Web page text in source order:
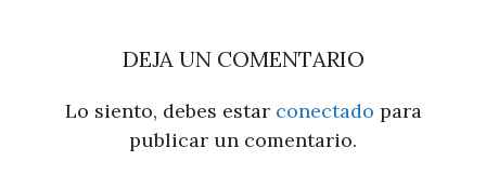
DEJA UN COMENTARIO
Lo siento, debes estar conectado para
publicar un comentario.